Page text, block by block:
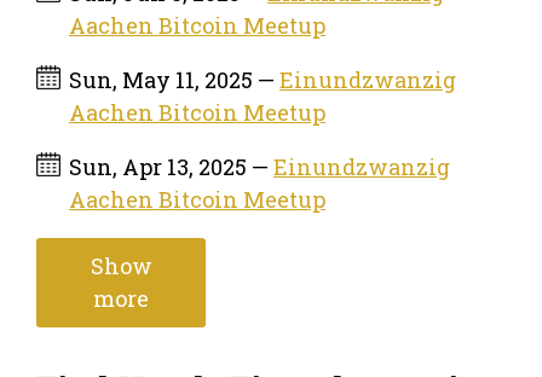
Aachen Bitcoin Meetup
Sun, May 11, 2025 — Einundzwanzig
Aachen Bitcoin Meetup
Sun, Apr 13, 2025 — Einundzwanzig
Aachen Bitcoin Meetup
Show
more